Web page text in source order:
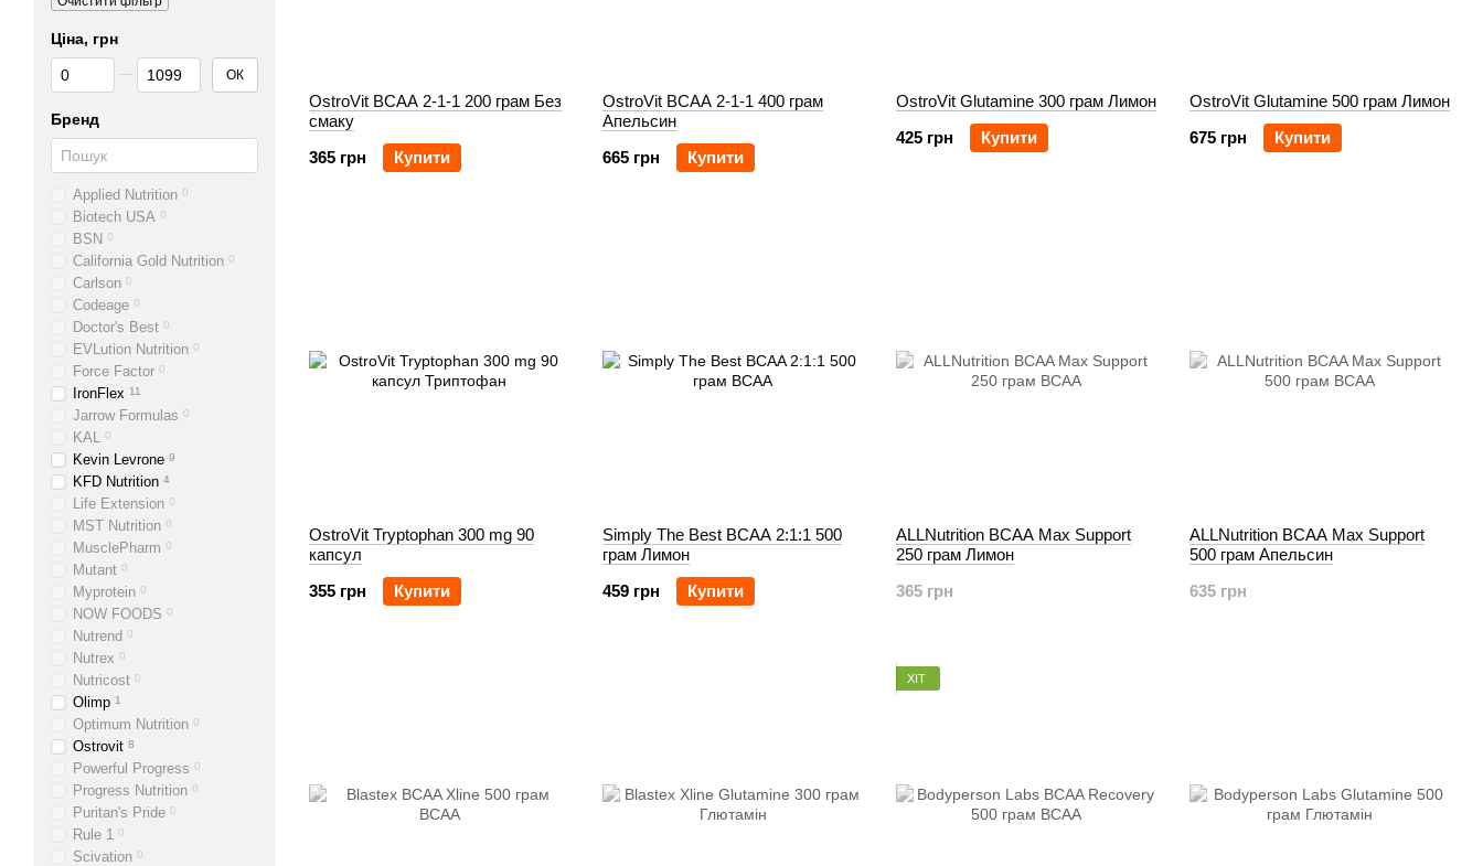
OstroVit BCAA 2-1-1 200 грам Без
смаку
365 грн
Купити
OstroVit BCAA 2-1-1 400 грам
Апельсин
665 грн
Купити
OstroVit Glutamine 300 грам Лимон
425 грн
Купити
OstroVit Glutamine 500 грам Лимон
675 грн
Купити
OstroVit Tryptophan 300 mg 90
капсул
355 грн
Купити
Simply The Best BCAA 2:1:1 500
грам Лимон
459 грн
Купити
ALLNutrition BCAA Max Support
250 грам Лимон
365 грн
ALLNutrition BCAA Max Support
500 грам Апельсин
635 грн
ХІТ
Ціна, грн
Від Ціна, грн
До Ціна, грн ОК
Бренд
Applied Nutrition 0
Biotech USA 0
BSN 0
California Gold Nutrition 0
Carlson 0
Codeage 0
Doctor's Best 0
EVLution Nutrition 0
Force Factor 0
IronFlex 11
Jarrow Formulas 0
KAL 0
Kevin Levrone 9
KFD Nutrition 4
Life Extension 0
MST Nutrition 0
MusclePharm 0
Mutant 0
Myprotein 0
NOW FOODS 0
Nutrend 0
Nutrex 0
Nutricost 0
Olimp 1
Optimum Nutrition 0
Ostrovit 8
Powerful Progress 0
Progress Nutrition 0
Puritan's Pride 0
Rule 1 0
Scivation 0